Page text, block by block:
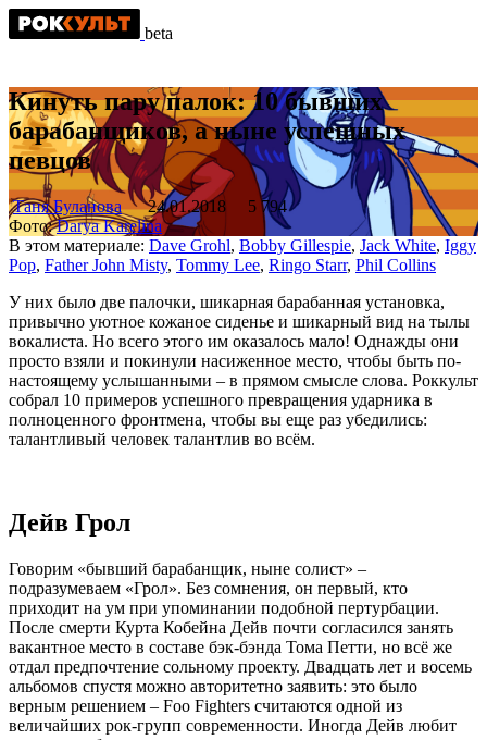
beta
Кинуть пару палок: 10 бывших
барабанщиков, а ныне успешных
певцов
Таня Буланова 24.01.2018
5 794
Фото:Darya Karelina
В этом материале: Dave Grohl, Bobby Gillespie, Jack White, Iggy
Pop, Father John Misty, Tommy Lee, Ringo Starr, Phil Collins
У них было две палочки, шикарная барабанная установка,
привычно уютное кожаное сиденье и шикарный вид на тылы
вокалиста. Но всего этого им оказалось мало! Однажды они
просто взяли и покинули насиженное место, чтобы быть по-
настоящему услышанными – в прямом смысле слова. Роккульт
собрал 10 примеров успешного превращения ударника в
полноценного фронтмена, чтобы вы еще раз убедились:
талантливый человек талантлив во всём.
Дейв Грол
Говорим «бывший барабанщик, ныне солист» ‒
подразумеваем «Грол». Без сомнения, он первый, кто
приходит на ум при упоминании подобной пертурбации.
После смерти Курта Кобейна Дейв почти согласился занять
вакантное место в составе бэк-бэнда Тома Петти, но всё же
отдал предпочтение сольному проекту. Двадцать лет и восемь
альбомов спустя можно авторитетно заявить: это было
верным решением – Foo Fighters считаются одной из
величайших рок-групп современности. Иногда Дейв любит